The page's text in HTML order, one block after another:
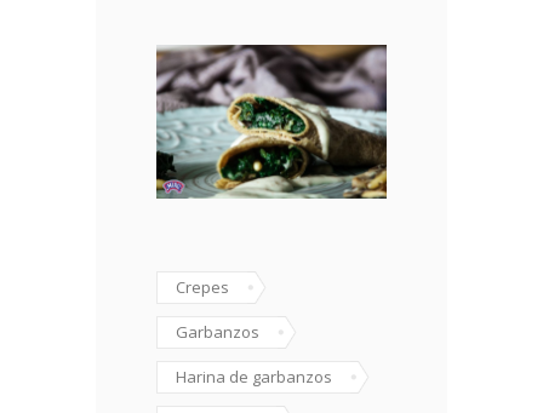
Crepes
Garbanzos
Harina de garbanzos